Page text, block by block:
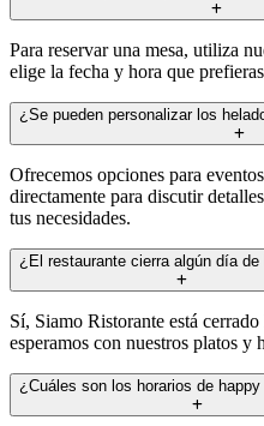
Para reservar una mesa, utiliza
elige la fecha y hora que
¿Se pueden personalizar los
Ofrecemos opciones para
directamente para discutir
tus necesidades.
¿El restaurante cierra algún día de
Sí, Siamo Ristorante está
esperamos con nuestros platos y
¿Cuáles son los horarios de